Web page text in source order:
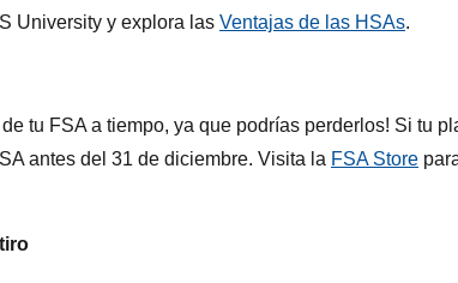
University y explora las Ventajas de las HSAs.
tu FSA a tiempo, ya que podrías perderlos! Si tu
antes del 31 de diciembre. Visita la FSA Store